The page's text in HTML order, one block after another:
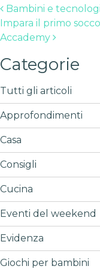
Post
Bambini e
Impara il primo
Accademy
Categorie
Tutti gli articoli
Approfondimenti
Casa
Consigli
Cucina
Eventi del weekend
Evidenza
Giochi per bambini